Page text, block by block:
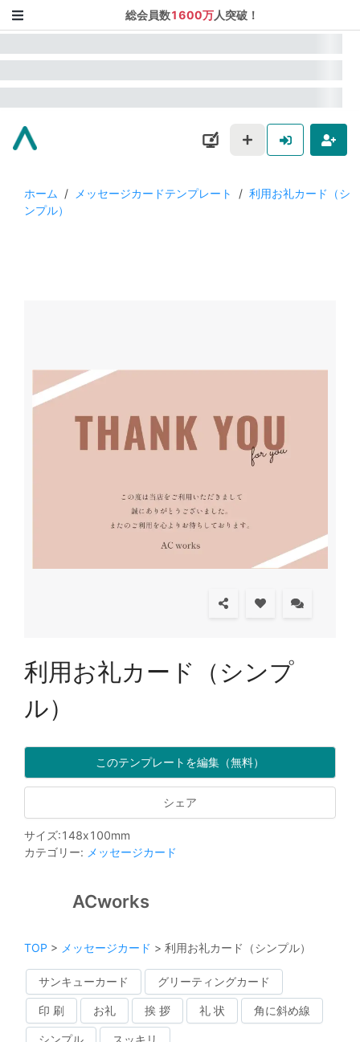
総会員数1600万人突破！
ホーム / メッセージカードテンプレート / 利用お礼カード（シ
ンプル）
利用お礼カード（シンプ
ル）
このテンプレートを編集（無料）
シェア
サイズ:148x100mm
カテゴリー: メッセージカード
ACworks
TOP > メッセージカード > 利用お礼カード（シンプル）
サンキューカード グリーティングカード
印 刷 お礼 挨 拶 礼 状 角に斜め線
シンプル スッキリ